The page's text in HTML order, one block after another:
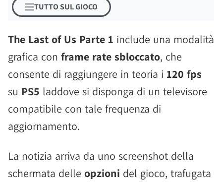
TUTTO SUL GIOCO
The Last of Us Parte 1 include una modalità
grafica con frame rate sbloccato, che
consente di raggiungere in teoria i 120 fps
su PS5 laddove si disponga di un televisore
compatibile con tale frequenza di
aggiornamento.
La notizia arriva da uno screenshot della
schermata delle opzioni del gioco, trafugata